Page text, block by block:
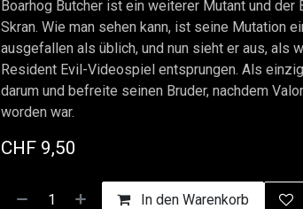
Boarhog Butcher ist ein weiterer Mutant und der
Skran. Wie man sehen kann, ist seine Mutation
ausgefallen als üblich, und nun sieht er aus, als
Resident Evil-Videospiel entsprungen. Als
darum und befreite seinen Bruder, nachdem
worden war.
CHF 9,50
In den Warenkorb